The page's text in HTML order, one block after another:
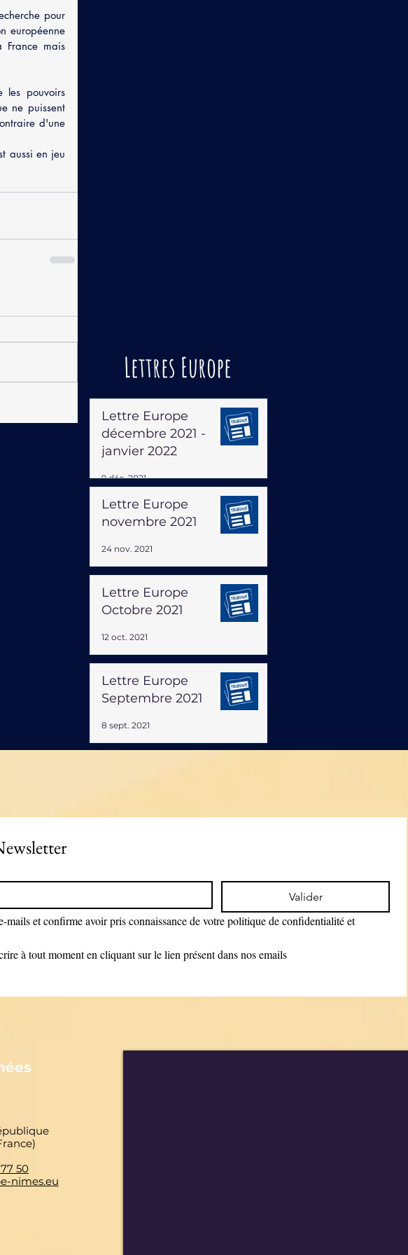
pour
européenne
France mais
les pouvoirs
ne puissent
d'une
aussi en jeu
Lettres Europe
Lettre Europe
décembre 2021 -
janvier 2022
9 déc. 2021
Lettre Europe
novembre 2021
24 nov. 2021
Lettre Europe
Octobre 2021
12 oct. 2021
Lettre Europe
Septembre 2021
8 sept. 2021
Valider
mails et confirme avoir pris connaissance de votre politique de confidentialité et
à tout moment en cliquant sur le lien présent dans nos emails
50
nimes.eu